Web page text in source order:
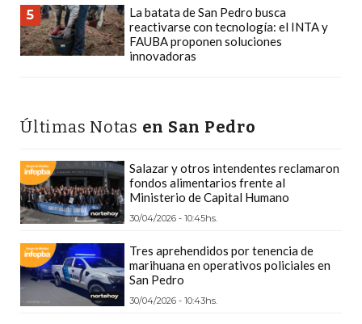
MEJOR
PLATAFORMA?
CHANGUITO.COM.AR,
ONLINE
QUE
LAS
IA
PARA
VENDER
5
La batata de San Pedro busca
reactivarse con tecnología: el INTA y
FAUBA proponen soluciones
innovadoras
Últimas Notas en San Pedro
Salazar y otros intendentes reclamaron
fondos alimentarios frente al
Ministerio de Capital Humano
30/04/2026 - 10:45hs.
Tres aprehendidos por tenencia de
marihuana en operativos policiales en
San Pedro
30/04/2026 - 10:43hs.